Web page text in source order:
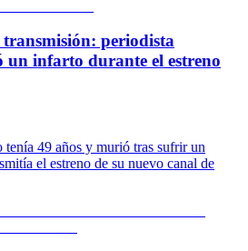
periodista
un infarto durante el estreno
49 años y murió tras sufrir un
el estreno de su nuevo canal de